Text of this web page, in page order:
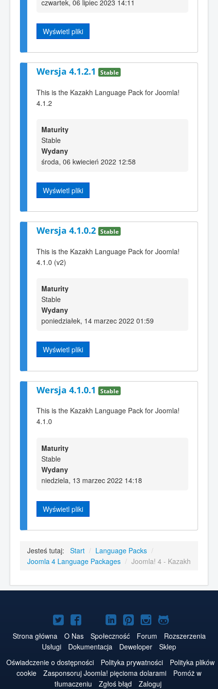
czwartek, 06 lipiec 2023 14:11
Wyświetl pliki
Wersja 4.1.2.1 Stable
This is the Kazakh Language Pack for Joomla!
4.1.2
Maturity
Stable
Wydany
środa, 06 kwiecień 2022 12:58
Wyświetl pliki
Wersja 4.1.0.2 Stable
This is the Kazakh Language Pack for Joomla!
4.1.0 (v2)
Maturity
Stable
Wydany
poniedziałek, 14 marzec 2022 01:59
Wyświetl pliki
Wersja 4.1.0.1 Stable
This is the Kazakh Language Pack for Joomla!
4.1.0
Maturity
Stable
Wydany
niedziela, 13 marzec 2022 14:18
Wyświetl pliki
Jesteś tutaj: Start / Language Packs /
Joomla 4 Language Packages / Joomla! 4 - Kazakh
Joomla!
na
Twitterze
Joomla!
na
Facebooku
Joomla!
na
YouTube
Joomla!
na
LinkedIn
Joomla!
w
serwisie
Pinterest
Joomla!
na
Instagramie
Joomla!
na
GitHubie
Strona główna O Nas Społeczność Forum
Rozszerzenia
Usługi
Dokumentacja Deweloper
Sklep
Oświadczenie o dostępności
Polityka prywatności
Polityka plików
cookie
Zasponsoruj Joomla! pięcioma dolarami
Pomóż w
tłumaczeniu
Zgłoś błąd Zaloguj